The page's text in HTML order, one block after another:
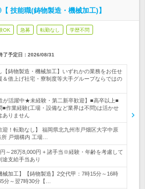
技能職(鋳物製造・機械加工)】
OK 急募 転勤なし 学歴不問
了予定日： 2026/08/31
鋳物製造・機械加工】いずれかの業務をお任せ
借上げ社宅・寮制度等大手グループならではの
が活躍中★未経験・第二新卒歓迎】■高卒以上■
■作業経験(工場・設備など業界は不問)は活かせ
ありません
迎！転勤なし】 福岡県北九州市戸畑区大字中原
戸畑構内 工場…
～28万8,000円 + 諸手当※経験・年齢を考慮して
支給手当あり
械加工】【鋳物製造】2交代甲：7時15分～16時
分～翌7時30分【…